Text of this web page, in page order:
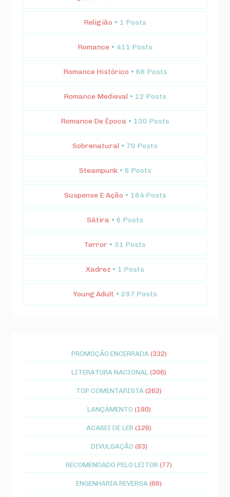
Religião • 1 Posts
Romance • 411 Posts
Romance Histórico • 66 Posts
Romance Medieval • 12 Posts
Romance De Época • 130 Posts
Sobrenatural • 70 Posts
Steampunk • 6 Posts
Suspense E Ação • 184 Posts
Sátira • 6 Posts
Terror • 31 Posts
Xadrez • 1 Posts
Young Adult • 297 Posts
PROMOÇÃO ENCERRADA (332)
LITERATURA NACIONAL (306)
TOP COMENTARISTA(262)
LANÇAMENTO (180)
ACABEI DE LER (126)
DIVULGAÇÃO (83)
RECOMENDADO PELO LEITOR (77)
ENGENHARIA REVERSA(66)